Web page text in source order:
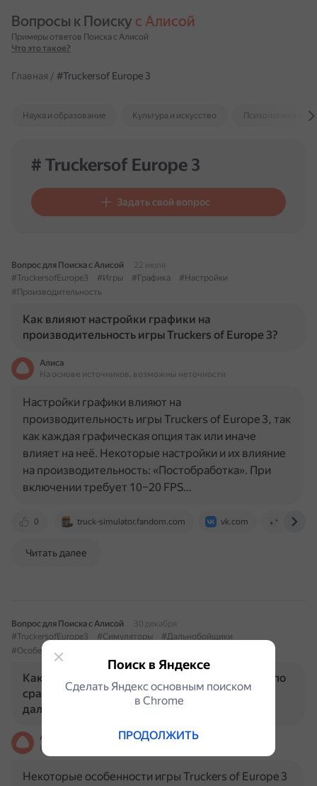
Вопросы к Поиску с Алисой
Примеры ответов Поиска с Алисой
Что это такое?
Главная / #Truckersof Europe 3
Наука и образование Культура и искусство Психология и
# Truckersof Europe 3
Задать свой вопрос
Вопрос для Поиска с Алисой
22 июля
#TruckersofEurope3
#Игры #Графика
#Настройки
#Производительность
Как влияют настройки графики на
производительность игры Truckers of Europe 3?
Алиса
На основе источников, возможны неточности
0 truck-simulator.fandom.com vk.com
Настройки графики влияют на
производительность игры Truckers of Europe 3, так
как каждая графическая опция так или иначе
влияет на неё. Некоторые настройки и их влияние
на производительность: «Постобработка». При
включении требует 10–20 FPS…
Читать далее
Вопрос для Поиска с Алисой
30 декабря
#TruckersofEurope3
#Симуляторы
#Дальнобойщики
#Особенности
Какие особенности имеет Truckers of Europe 3 по
сравнению с другими симуляторами
дальнобойщиков?
Алиса
На основе источников, возможны неточности
Некоторые особенности игры Truckers of Europe 3
Поиск в Яндексе
Сделать Яндекс основным поиском
в Сhrome
ПРОДОЛЖИТЬ